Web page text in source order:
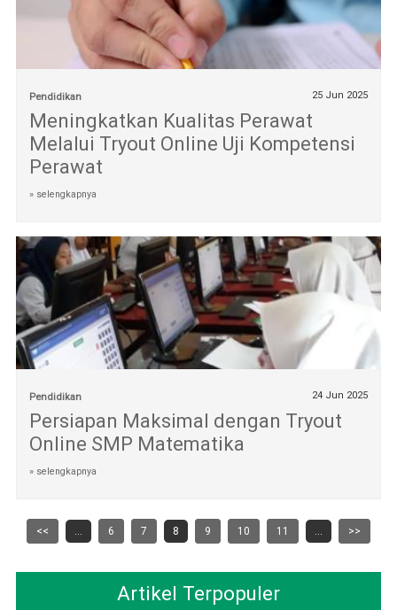
Pendidikan 25 Jun 2025
Meningkatkan Kualitas Perawat
Melalui Tryout Online Uji Kompetensi
Perawat
» selengkapnya
Pendidikan 24 Jun 2025
Persiapan Maksimal dengan Tryout
Online SMP Matematika
» selengkapnya
<< ... 6 7 8 9 10 11 ... >>
Artikel Terpopuler